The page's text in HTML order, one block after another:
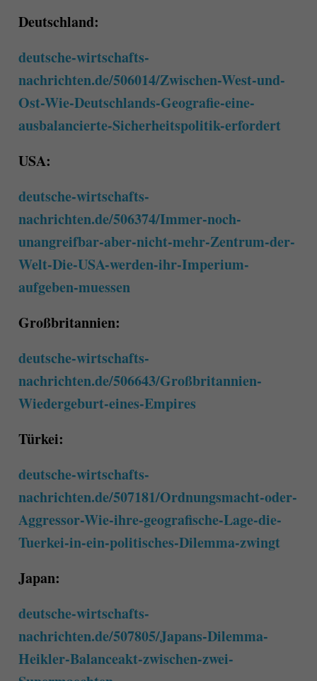
Deutschland:
deutsche-wirtschafts-
nachrichten.de/506014/Zwischen-West-und-
Ost-Wie-Deutschlands-Geografie-eine-
ausbalancierte-Sicherheitspolitik-erfordert
USA:
deutsche-wirtschafts-
nachrichten.de/506374/Immer-noch-
unangreifbar-aber-nicht-mehr-Zentrum-der-
Welt-Die-USA-werden-ihr-Imperium-
aufgeben-muessen
Großbritannien:
deutsche-wirtschafts-
nachrichten.de/506643/Großbritannien-
Wiedergeburt-eines-Empires
Türkei:
deutsche-wirtschafts-
nachrichten.de/507181/Ordnungsmacht-oder-
Aggressor-Wie-ihre-geografische-Lage-die-
Tuerkei-in-ein-politisches-Dilemma-zwingt
Japan:
deutsche-wirtschafts-
nachrichten.de/507805/Japans-Dilemma-
Heikler-Balanceakt-zwischen-zwei-